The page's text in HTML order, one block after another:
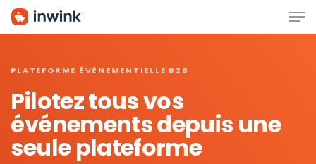
Skip
PLATEFORME ÉVÉNEMENTIELLE B2B
Pilotez tous vos
événements depuis une
seule plateforme